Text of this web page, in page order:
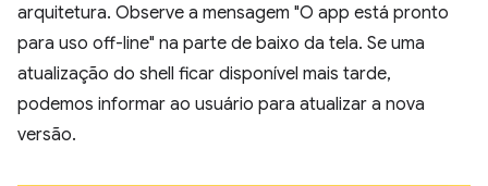
arquitetura. Observe a mensagem "O app está pronto
para uso off-line" na parte de baixo da tela. Se uma
atualização do shell ficar disponível mais tarde,
podemos informar ao usuário para atualizar a nova
versão.